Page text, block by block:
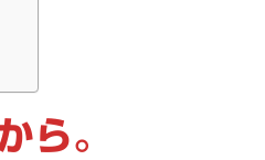
ら。